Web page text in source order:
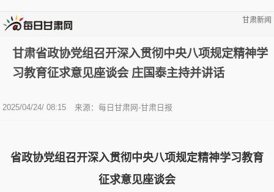
甘肃新闻
甘肃省政协党组召开深入贯彻中央八项规定精神学
习教育征求意见座谈会 庄国泰主持并讲话
2025/04/24/ 08:15 来源：每日甘肃网-甘肃日报
省政协党组召开深入贯彻中央八项规定精神学习教育
征求意见座谈会